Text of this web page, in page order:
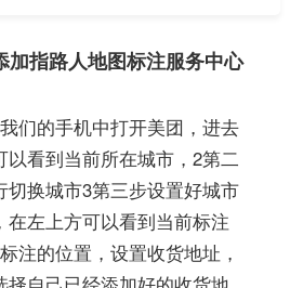
加指路人地图标注服务中心
们的手机中打开美团，进去
看到当前所在城市，2第二
切换城市3第三步设置好城市
在左上方可以看到当前标注
注的位置，设置收货地址，